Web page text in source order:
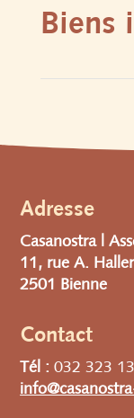
Biens
Adresse
Casanostra |
11, rue A. Haller
2501 Bienne
Contact
Tél : 032 323